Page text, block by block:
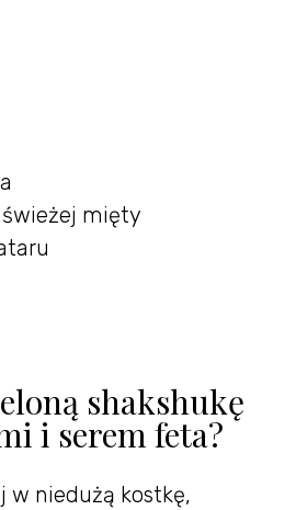
mięty
shakshukę
i serem feta?
w niedużą kostkę,